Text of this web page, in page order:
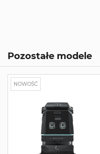
Pozostałe modele
NOWOŚĆ